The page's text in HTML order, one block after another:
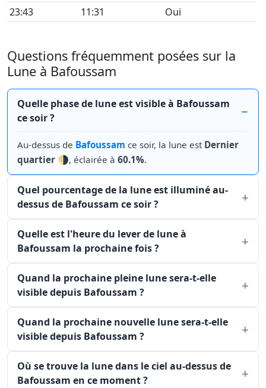
23:43
11:31 Oui
Questions fréquemment posées sur la
Lune à Bafoussam
Quelle phase de lune est visible à Bafoussam
ce soir ?
Au-dessus de Bafoussam ce soir, la lune est Dernier
quartier 🌗, éclairée à 60.1%.
Quel pourcentage de la lune est illuminé au-
dessus de Bafoussam ce soir ?
Quelle est l'heure du lever de lune à
Bafoussam la prochaine fois ?
Quand la prochaine pleine lune sera-t-elle
visible depuis Bafoussam ?
Quand la prochaine nouvelle lune sera-t-elle
visible depuis Bafoussam ?
Où se trouve la lune dans le ciel au-dessus de
Bafoussam en ce moment ?